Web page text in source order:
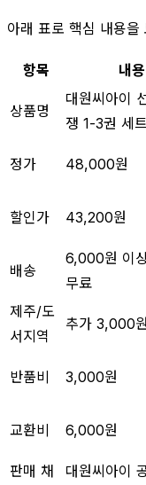
아래 표로 핵심 내용을
항목 내용
상품명
대원씨아이
쟁 1-3권 세트
정가 48,000원
할인가 43,200원
배송
6,000원 이
무료
제주/도
서지역
추가 3,000원
반품비 3,000원
교환비 6,000원
판매 채
대원씨아이